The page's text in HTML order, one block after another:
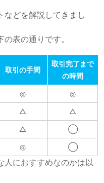
などを解説してきまし
表の通りです。
取引の手間
取引完了まで
の時間
◎ ◎
△ △
△ ◯
◎ ◯
人におすすめなのかは以